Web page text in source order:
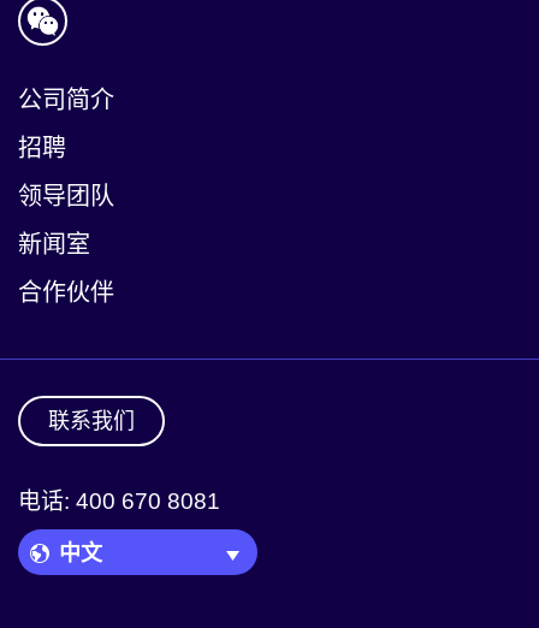
公司简介
招聘
领导团队
新闻室
合作伙伴
联系我们
电话: 400 670 8081
Language Picker